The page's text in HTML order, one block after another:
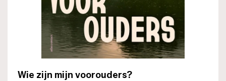
Wie zijn mijn voorouders?